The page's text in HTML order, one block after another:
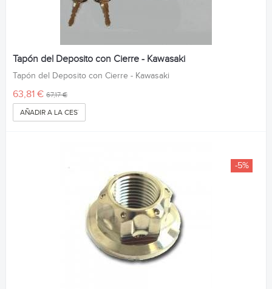
Tapón del Deposito con Cierre - Kawasaki
Tapón del Deposito con Cierre - Kawasaki
63,81 € 67,17 €
AÑADIR A LA CESTA
-5%